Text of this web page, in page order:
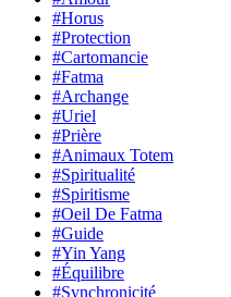
#Horus
#Protection
#Cartomancie
#Fatma
#Archange
#Uriel
#Prière
#Animaux Totem
#Spiritualité
#Spiritisme
#Oeil De Fatma
#Guide
#Yin Yang
#Équilibre
#Synchronicité